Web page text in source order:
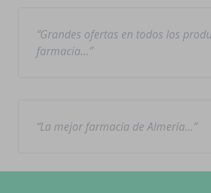
Grandes ofertas en todos los
farmacia…
La mejor farmacia de Almería…